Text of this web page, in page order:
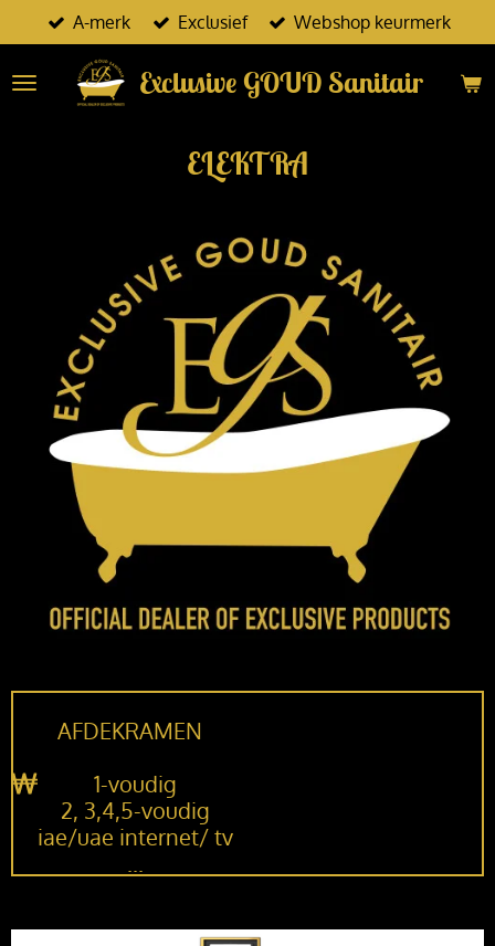
direct
naar
Exclusive GOUD Sanitair
A-merk Exclusief Webshop keurmerk
ELEKTRA
AFDEKRAMEN
1-voudig
2, 3,4,5-voudig
iae/uae internet/ tv